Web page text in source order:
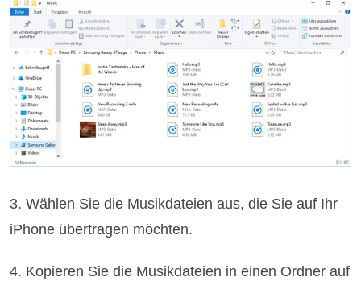
3. Wählen Sie die Musikdateien aus, die Sie auf Ihr
iPhone übertragen möchten.
4. Kopieren Sie die Musikdateien in einen Ordner auf